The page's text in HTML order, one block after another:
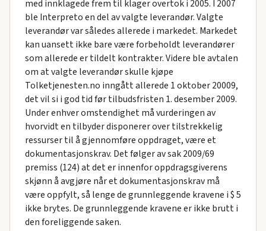
med innklagede frem til klager overtok i 2005. I 2007
ble Interpreto en del av valgte leverandør. Valgte
leverandør var således allerede i markedet. Markedet
kan uansett ikke bare være forbeholdt leverandører
som allerede er tildelt kontrakter. Videre ble avtalen
om at valgte leverandør skulle kjøpe
Tolketjenesten.no inngått allerede 1 oktober 20009,
det vil si i god tid før tilbudsfristen 1. desember 2009.
Under enhver omstendighet må vurderingen av
hvorvidt en tilbyder disponerer over tilstrekkelig
ressurser til å gjennomføre oppdraget, være et
dokumentasjonskrav. Det følger av sak 2009/69
premiss (124) at det er innenfor oppdragsgiverens
skjønn å avgjøre når et dokumentasjonskrav må
være oppfylt, så lenge de grunnleggende kravene i $ 5
ikke brytes. De grunnleggende kravene er ikke brutt i
den foreliggende saken.